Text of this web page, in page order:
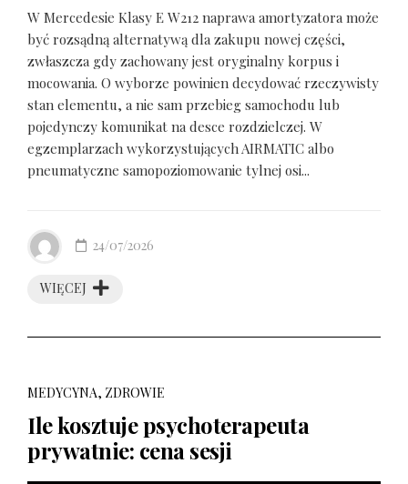
W Mercedesie Klasy E W212 naprawa amortyzatora może
być rozsądną alternatywą dla zakupu nowej części,
zwłaszcza gdy zachowany jest oryginalny korpus i
mocowania. O wyborze powinien decydować rzeczywisty
stan elementu, a nie sam przebieg samochodu lub
pojedynczy komunikat na desce rozdzielczej. W
egzemplarzach wykorzystujących AIRMATIC albo
pneumatyczne samopoziomowanie tylnej osi...
WIĘCEJ
24/07/2026
MEDYCYNA, ZDROWIE
Ile kosztuje psychoterapeuta
prywatnie: cena sesji